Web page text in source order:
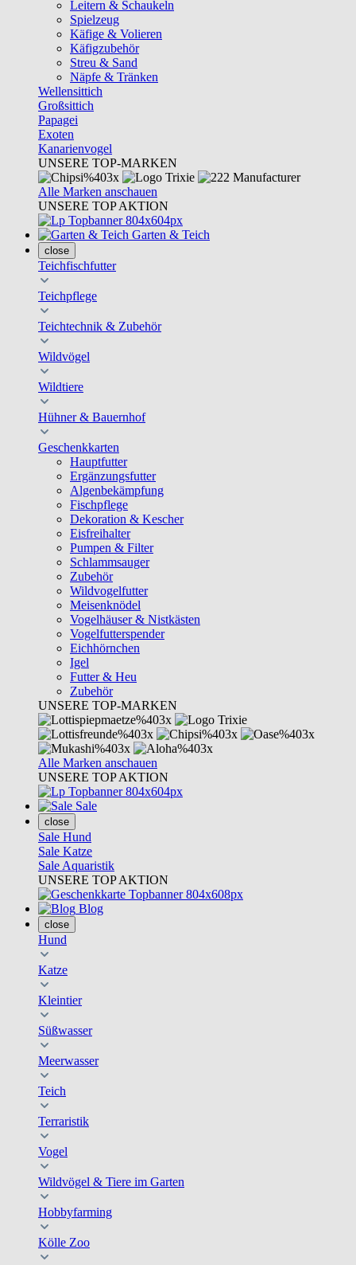
Leitern & Schaukeln
Spielzeug
Käfige & Volieren
Käfigzubehör
Streu & Sand
Näpfe & Tränken
Wellensittich
Großsittich
Papagei
Exoten
Kanarienvogel
UNSERE TOP-MARKEN
Alle Marken anschauen
UNSERE TOP AKTION
Garten & Teich
close
Teichfischfutter
Teichpflege
Teichtechnik & Zubehör
Wildvögel
Wildtiere
Hühner & Bauernhof
Geschenkkarten
Hauptfutter
Ergänzungsfutter
Algenbekämpfung
Fischpflege
Dekoration & Kescher
Eisfreihalter
Pumpen & Filter
Schlammsauger
Zubehör
Wildvogelfutter
Meisenknödel
Vogelhäuser & Nistkästen
Vogelfutterspender
Eichhörnchen
Igel
Futter & Heu
Zubehör
UNSERE TOP-MARKEN
Alle Marken anschauen
UNSERE TOP AKTION
Sale
close
Sale Hund
Sale Katze
Sale Aquaristik
UNSERE TOP AKTION
Blog
close
Hund
Katze
Kleintier
Süßwasser
Meerwasser
Teich
Terraristik
Vogel
Wildvögel & Tiere im Garten
Hobbyfarming
Kölle Zoo